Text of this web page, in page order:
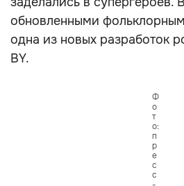
обновленными
одна из новых разработок
BY.
Ф
о
т
о:
п
р
е
с
с